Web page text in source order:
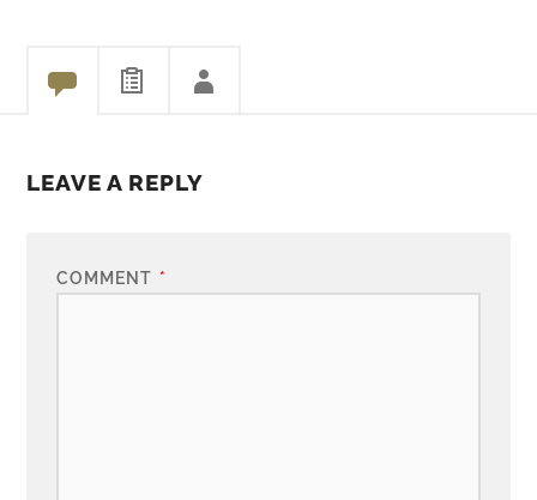
LEAVE A REPLY
COMMENT *